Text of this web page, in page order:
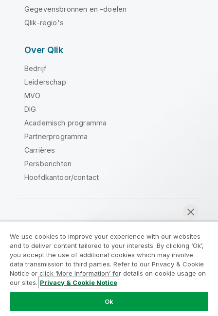
Gegevensbronnen en -doelen
Qlik-regio's
Over Qlik
Bedrijf
Leiderschap
MVO
DIG
Academisch programma
Partnerprogramma
Carrières
Persberichten
Hoofdkantoor/contact
Juridische overeenkomsten
Productvoorwaarden
Legal Policies
Legal Policies
Gebruiksvoorwaarden
Handelsmerken
Do Not Share My Info
Copyright © 1993-2026 QlikTech International AB. Alle
We use cookies to improve your experience with our websites
and to deliver content tailored to your interests. By clicking ‘Ok’,
you accept the use of additional cookies which may involve
data transmission to third parties. Refer to our Privacy & Cookie
Notice or click ‘More Information’ for details on cookie usage on
our sites. Privacy & Cookie Notice
Ok